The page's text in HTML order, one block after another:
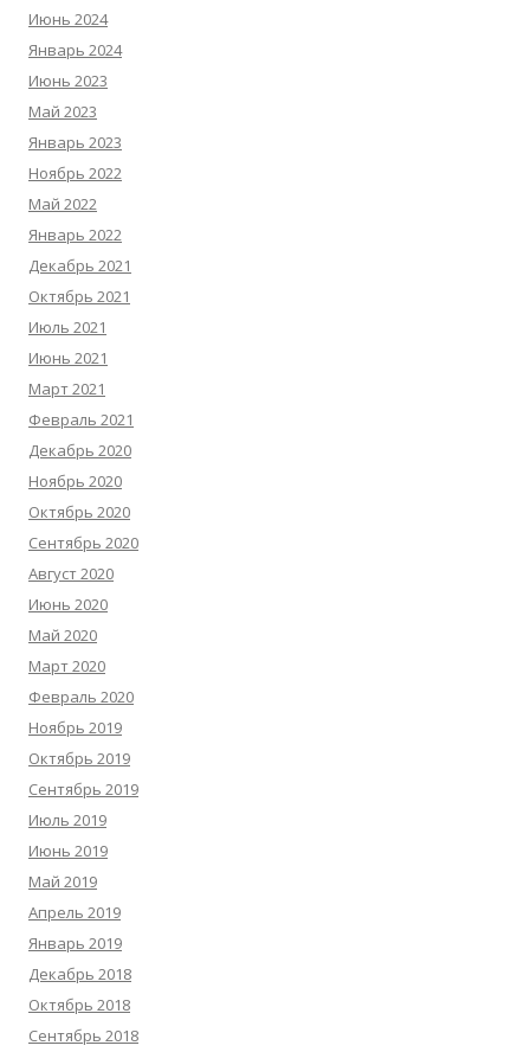
Июнь 2024
Январь 2024
Июнь 2023
Май 2023
Январь 2023
Ноябрь 2022
Май 2022
Январь 2022
Декабрь 2021
Октябрь 2021
Июль 2021
Июнь 2021
Март 2021
Февраль 2021
Декабрь 2020
Ноябрь 2020
Октябрь 2020
Сентябрь 2020
Август 2020
Июнь 2020
Май 2020
Март 2020
Февраль 2020
Ноябрь 2019
Октябрь 2019
Сентябрь 2019
Июль 2019
Июнь 2019
Май 2019
Апрель 2019
Январь 2019
Декабрь 2018
Октябрь 2018
Сентябрь 2018